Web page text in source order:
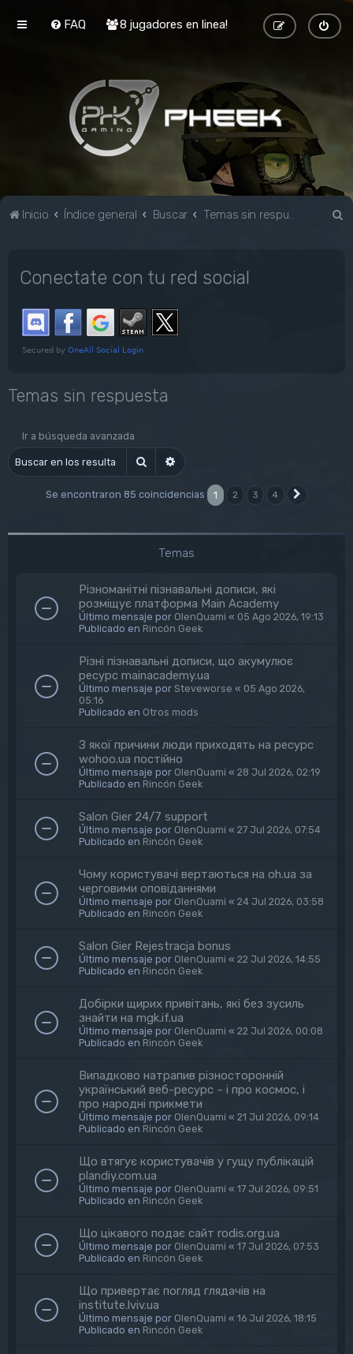
FAQ 8 jugadores en linea!
Inicio Índice general Buscar Temas sin respuesta
Conectate con tu red social
Temas sin respuesta
Ir a búsqueda avanzada
Buscar Búsqueda avanzada
Se encontraron 85 coincidencias 1 2 3 4
Temas
Різноманітні пізнавальні дописи, які
розміщує платформа Main Academy
Último mensaje por OlenQuami « 05 Ago 2026, 19:13
Publicado en Rincón Geek
Різні пізнавальні дописи, що акумулює
ресурс mainacademy.ua
Último mensaje por Steveworse « 05 Ago 2026,
05:16
Publicado en Otros mods
З якої причини люди приходять на ресурс
wohoo.ua постійно
Último mensaje por OlenQuami « 28 Jul 2026, 02:19
Publicado en Rincón Geek
Salon Gier 24/7 support
Último mensaje por OlenQuami « 27 Jul 2026, 07:54
Publicado en Rincón Geek
Чому користувачі вертаються на oh.ua за
черговими оповіданнями
Último mensaje por OlenQuami « 24 Jul 2026, 03:58
Publicado en Rincón Geek
Salon Gier Rejestracja bonus
Último mensaje por OlenQuami « 22 Jul 2026, 14:55
Publicado en Rincón Geek
Добірки щирих привітань, які без зусиль
знайти на mgk.if.ua
Último mensaje por OlenQuami « 22 Jul 2026, 00:08
Publicado en Rincón Geek
Випадково натрапив різносторонній
український веб-ресурс – і про космос, і
про народні прикмети
Último mensaje por OlenQuami « 21 Jul 2026, 09:14
Publicado en Rincón Geek
Що втягує користувачів у гущу публікацій
plandiy.com.ua
Último mensaje por OlenQuami « 17 Jul 2026, 09:51
Publicado en Rincón Geek
Що цікавого подає сайт rodis.org.ua
Último mensaje por OlenQuami « 17 Jul 2026, 07:53
Publicado en Rincón Geek
Що привертає погляд глядачів на
institute.lviv.ua
Último mensaje por OlenQuami « 16 Jul 2026, 18:15
Publicado en Rincón Geek